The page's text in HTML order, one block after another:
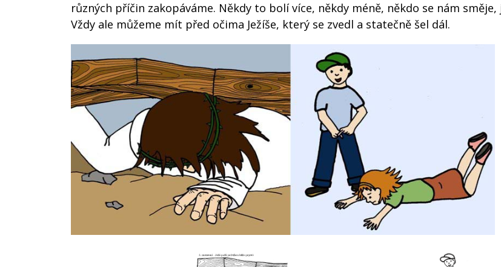
různých příčin zakopáváme. Někdy to bolí více, někdy méně, někdo se nám směje,
Vždy ale můžeme mít před očima Ježíše, který se zvedl a statečně šel dál.